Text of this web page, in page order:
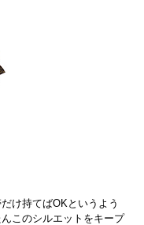
け持てばOKというよう
このシルエットをキープ